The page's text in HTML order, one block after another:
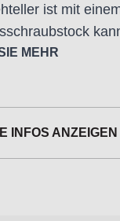
ist mit
werden.
MEHR
INFOS ANZEIGEN